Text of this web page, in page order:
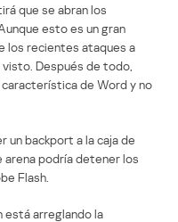
que se abran los
esto es un gran
los recientes ataques a
Después de todo,
de Word y no
un backport a la caja de
arena podría detener los
Flash.
está arreglando la